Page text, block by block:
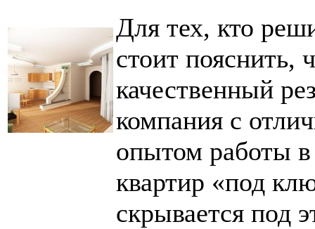
Для тех, кто
стоит пояснить,
качественный
компания с
опытом работы в
квартир «под
скрывается под